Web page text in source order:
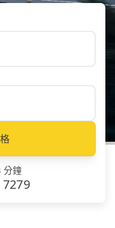
分鐘
7279